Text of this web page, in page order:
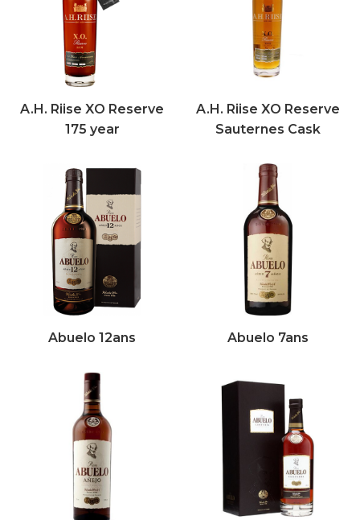
A.H. Riise XO Reserve
175 year
A.H. Riise XO Reserve
Sauternes Cask
Abuelo 12ans Abuelo 7ans